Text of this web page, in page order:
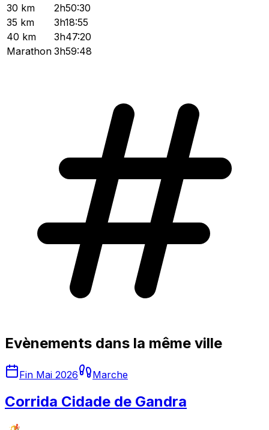
30 km
2h50:30
35 km
3h18:55
40 km
3h47:20
Marathon 3h59:48
Evènements dans la même ville
Fin Mai 2026 Marche
Corrida Cidade de Gandra